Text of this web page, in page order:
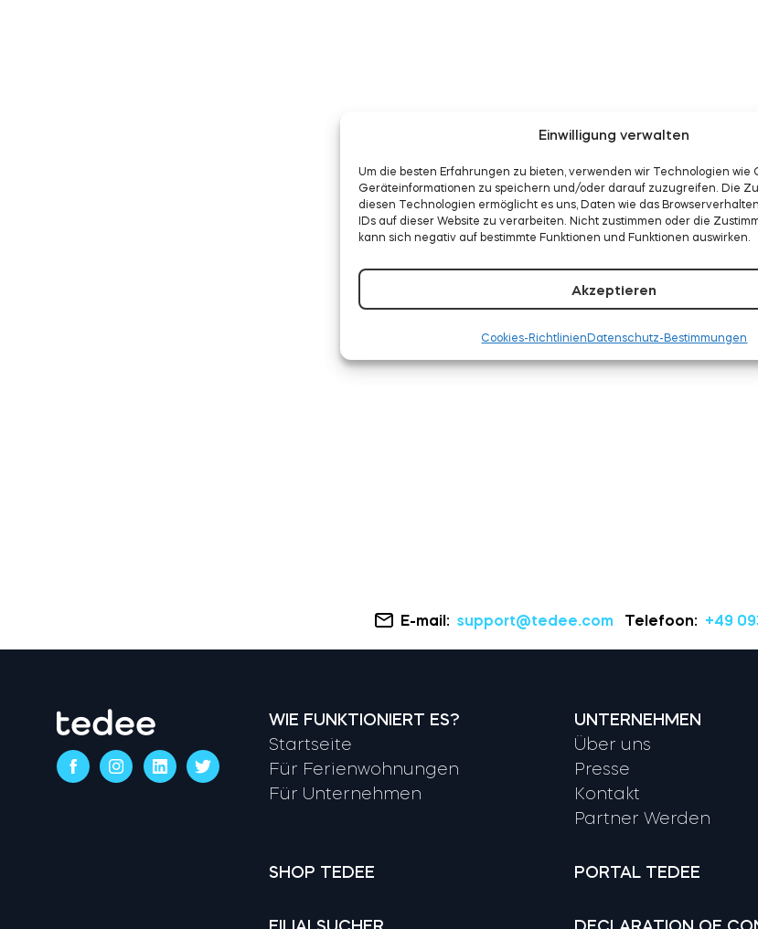
Einwilligung verwalten
Um die besten Erfahrungen zu bieten, verwenden wir Technologien wie
Geräteinformationen zu speichern und/oder darauf zuzugreifen. Die
diesen Technologien ermöglicht es uns, Daten wie das
IDs auf dieser Website zu verarbeiten. Nicht zustimmen oder die
kann sich negativ auf bestimmte Funktionen und Funktionen auswirken.
Akzeptieren
Cookies-Richtlinien Datenschutz-Bestimmungen
E-mail: support@tedee.com Telefoon: +49
WIE FUNKTIONIERT ES?
Startseite
Für Ferienwohnungen
Für Unternehmen
UNTERNEHMEN
Über uns
Presse
Kontakt
Partner Werden
SHOP TEDEE PORTAL TEDEE